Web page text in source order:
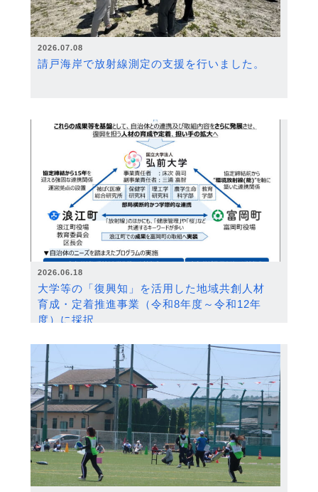
2026.07.08
請戸海岸で放射線測定の支援を行いました。
2026.06.18
大学等の「復興知」を活用した地域共創人材
育成・定着推進事業（令和8年度～令和12年
度）に採択